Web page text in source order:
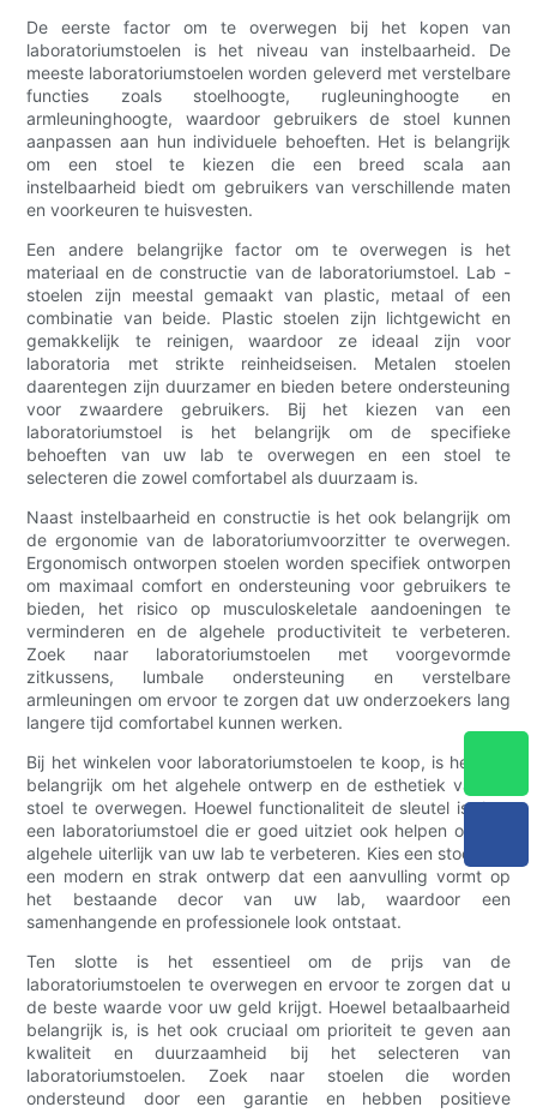
De eerste factor om te overwegen bij het kopen van
laboratoriumstoelen is het niveau van instelbaarheid. De
meeste laboratoriumstoelen worden geleverd met verstelbare
functies zoals stoelhoogte, rugleuninghoogte en
armleuninghoogte, waardoor gebruikers de stoel kunnen
aanpassen aan hun individuele behoeften. Het is belangrijk
om een ​​stoel te kiezen die een breed scala aan
instelbaarheid biedt om gebruikers van verschillende maten
en voorkeuren te huisvesten.
Een andere belangrijke factor om te overwegen is het
materiaal en de constructie van de laboratoriumstoel. Lab -
stoelen zijn meestal gemaakt van plastic, metaal of een
combinatie van beide. Plastic stoelen zijn lichtgewicht en
gemakkelijk te reinigen, waardoor ze ideaal zijn voor
laboratoria met strikte reinheidseisen. Metalen stoelen
daarentegen zijn duurzamer en bieden betere ondersteuning
voor zwaardere gebruikers. Bij het kiezen van een
laboratoriumstoel is het belangrijk om de specifieke
behoeften van uw lab te overwegen en een stoel te
selecteren die zowel comfortabel als duurzaam is.
Naast instelbaarheid en constructie is het ook belangrijk om
de ergonomie van de laboratoriumvoorzitter te overwegen.
Ergonomisch ontworpen stoelen worden specifiek ontworpen
om maximaal comfort en ondersteuning voor gebruikers te
bieden, het risico op musculoskeletale aandoeningen te
verminderen en de algehele productiviteit te verbeteren.
Zoek naar laboratoriumstoelen met voorgevormde
zitkussens, lumbale ondersteuning en verstelbare
armleuningen om ervoor te zorgen dat uw onderzoekers lang
langere tijd comfortabel kunnen werken.
Bij het winkelen voor laboratoriumstoelen te koop, is het ook
belangrijk om het algehele ontwerp en de esthetiek van de
stoel te overwegen. Hoewel functionaliteit de sleutel is, kan
een laboratoriumstoel die er goed uitziet ook helpen om het
algehele uiterlijk van uw lab te verbeteren. Kies een stoel met
een modern en strak ontwerp dat een aanvulling vormt op
het bestaande decor van uw lab, waardoor een
samenhangende en professionele look ontstaat.
Ten slotte is het essentieel om de prijs van de
laboratoriumstoelen te overwegen en ervoor te zorgen dat u
de beste waarde voor uw geld krijgt. Hoewel betaalbaarheid
belangrijk is, is het ook cruciaal om prioriteit te geven aan
kwaliteit en duurzaamheid bij het selecteren van
laboratoriumstoelen. Zoek naar stoelen die worden
ondersteund door een garantie en hebben positieve